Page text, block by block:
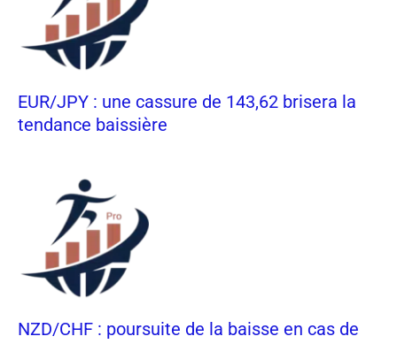
EUR/JPY : une cassure de 143,62 brisera la
tendance baissière
NZD/CHF : poursuite de la baisse en cas de